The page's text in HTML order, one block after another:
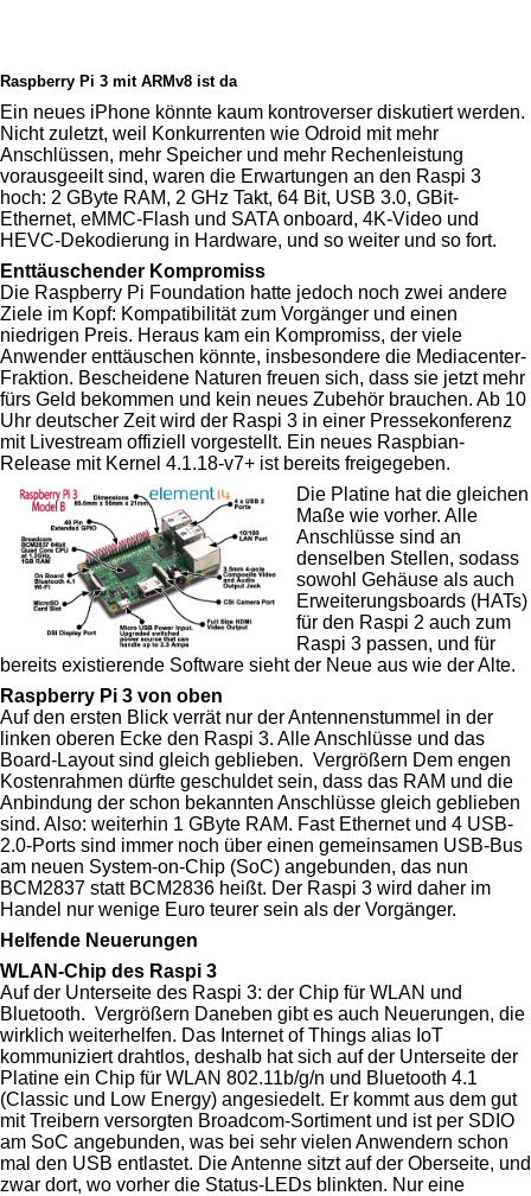
Raspberry Pi 3 mit ARMv8 ist da
Ein neues iPhone könnte kaum kontroverser diskutiert werden.
Nicht zuletzt, weil Konkurrenten wie Odroid mit mehr
Anschlüssen, mehr Speicher und mehr Rechenleistung
vorausgeeilt sind, waren die Erwartungen an den Raspi 3
hoch: 2 GByte RAM, 2 GHz Takt, 64 Bit, USB 3.0, GBit-
Ethernet, eMMC-Flash und SATA onboard, 4K-Video und
HEVC-Dekodierung in Hardware, und so weiter und so fort.
Enttäuschender Kompromiss
Die Raspberry Pi Foundation hatte jedoch noch zwei andere
Ziele im Kopf: Kompatibilität zum Vorgänger und einen
niedrigen Preis. Heraus kam ein Kompromiss, der viele
Anwender enttäuschen könnte, insbesondere die Mediacenter-
Fraktion. Bescheidene Naturen freuen sich, dass sie jetzt mehr
fürs Geld bekommen und kein neues Zubehör brauchen. Ab 10
Uhr deutscher Zeit wird der Raspi 3 in einer Pressekonferenz
mit Livestream offiziell vorgestellt. Ein neues Raspbian-
Release mit Kernel 4.1.18-v7+ ist bereits freigegeben.
Die Platine hat die gleichen
Maße wie vorher. Alle
Anschlüsse sind an
denselben Stellen, sodass
sowohl Gehäuse als auch
Erweiterungsboards (HATs)
für den Raspi 2 auch zum
Raspi 3 passen, und für
bereits existierende Software sieht der Neue aus wie der Alte.
Raspberry Pi 3 von oben
Auf den ersten Blick verrät nur der Antennenstummel in der
linken oberen Ecke den Raspi 3. Alle Anschlüsse und das
Board-Layout sind gleich geblieben. Vergrößern Dem engen
Kostenrahmen dürfte geschuldet sein, dass das RAM und die
Anbindung der schon bekannten Anschlüsse gleich geblieben
sind. Also: weiterhin 1 GByte RAM. Fast Ethernet und 4 USB-
2.0-Ports sind immer noch über einen gemeinsamen USB-Bus
am neuen System-on-Chip (SoC) angebunden, das nun
BCM2837 statt BCM2836 heißt. Der Raspi 3 wird daher im
Handel nur wenige Euro teurer sein als der Vorgänger.
Helfende Neuerungen
WLAN-Chip des Raspi 3
Auf der Unterseite des Raspi 3: der Chip für WLAN und
Bluetooth. Vergrößern Daneben gibt es auch Neuerungen, die
wirklich weiterhelfen. Das Internet of Things alias IoT
kommuniziert drahtlos, deshalb hat sich auf der Unterseite der
Platine ein Chip für WLAN 802.11b/g/n und Bluetooth 4.1
(Classic und Low Energy) angesiedelt. Er kommt aus dem gut
mit Treibern versorgten Broadcom-Sortiment und ist per SDIO
am SoC angebunden, was bei sehr vielen Anwendern schon
mal den USB entlastet. Die Antenne sitzt auf der Oberseite, und
zwar dort, wo vorher die Status-LEDs blinkten. Nur eine